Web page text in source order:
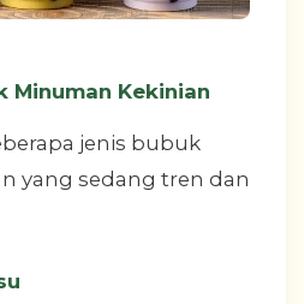
Minuman Kekinian
jenis bubuk
yang sedang tren dan